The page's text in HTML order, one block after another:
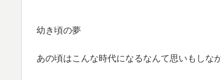
幼き頃の夢
あの頃はこんな時代になるなんて思いもしな